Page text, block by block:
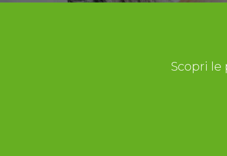
Scopri le